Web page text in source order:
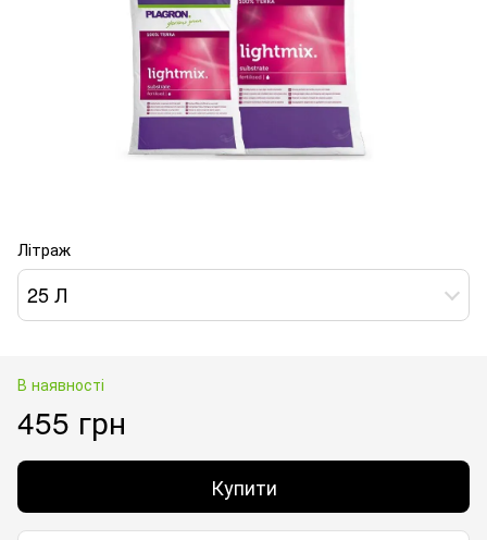
Літраж
25 Л
В наявності
455 грн
Купити